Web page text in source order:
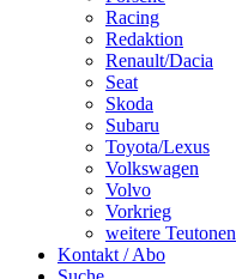
Racing
Redaktion
Renault/Dacia
Seat
Skoda
Subaru
Toyota/Lexus
Volkswagen
Volvo
Vorkrieg
weitere Teutonen
Kontakt / Abo